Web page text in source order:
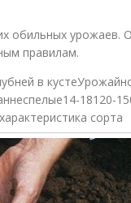
обильных урожаев.
правилам.
в
18120-
сорта